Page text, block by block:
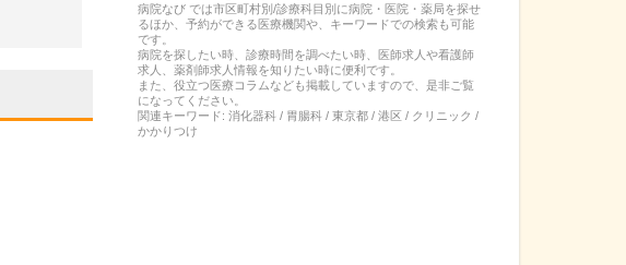
病院なび では市区町村別/診療科目別に病院・医院・薬局を探せ
るほか、予約ができる医療機関や、キーワードでの検索も可能
です。
病院を探したい時、診療時間を調べたい時、医師求人や看護師
求人、薬剤師求人情報を知りたい時に便利です。
また、役立つ医療コラムなども掲載していますので、是非ご覧
になってください。
関連キーワード: 消化器科 / 胃腸科 / 東京都 / 港区 / クリニック /
かかりつけ